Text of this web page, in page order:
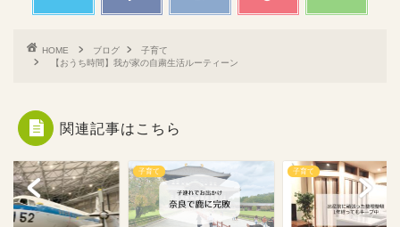
HOME ブログ
子育て
【おうち時間】我が家の自粛生活ルーティーン
関連記事はこちら
子育て 子育て